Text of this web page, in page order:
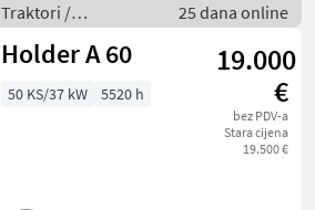
Traktori /
Standardni traktori
(traktori točkaši)
25 dana online
Holder A 60
19.000
€
bez PDV-a
Stara cijena
19.500 €
50 KS/37 kW 5520 h